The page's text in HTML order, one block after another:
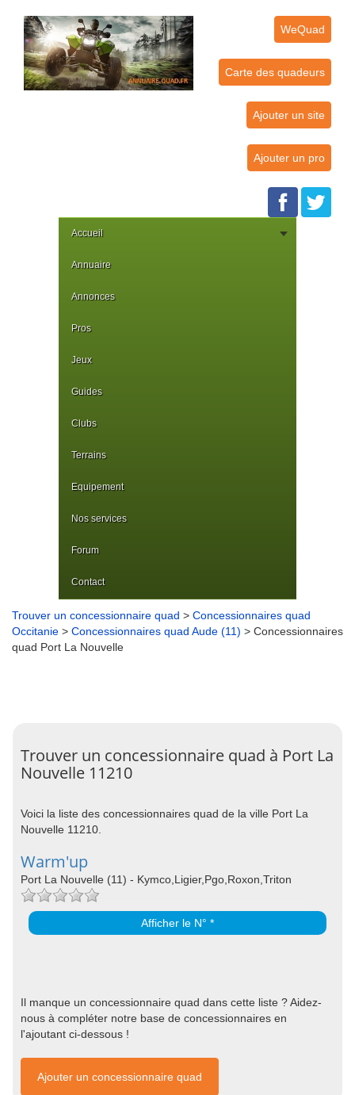
WeQuad
Carte des quadeurs
Ajouter un site
Ajouter un pro
Accueil
Annuaire
Annonces
Pros
Jeux
Guides
Clubs
Terrains
Equipement
Nos services
Forum
Contact
Trouver un concessionnaire quad > Concessionnaires quad
Occitanie > Concessionnaires quad Aude (11) > Concessionnaires
quad Port La Nouvelle
Trouver un concessionnaire quad à Port La
Nouvelle 11210
Voici la liste des concessionnaires quad de la ville Port La
Nouvelle 11210.
Warm'up
Port La Nouvelle (11) - Kymco,Ligier,Pgo,Roxon,Triton
Afficher le N° *
Il manque un concessionnaire quad dans cette liste ? Aidez-
nous à compléter notre base de concessionnaires en
l'ajoutant ci-dessous !
Ajouter un concessionnaire quad